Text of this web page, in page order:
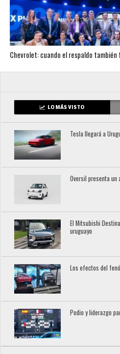
Chevrolet: cuando el respaldo
LO MÁS VISTO
Tesla llegará a
Oversil presenta
El Mitsubishi
uruguayo
Los efectos del
Podio y liderazgo